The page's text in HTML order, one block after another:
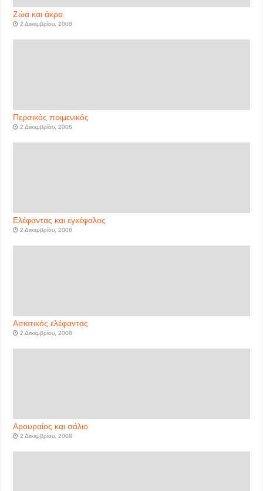
Ζώα και άκρα
2 Δεκεμβρίου, 2008
Περσικός ποιμενικός
2 Δεκεμβρίου, 2008
Ελέφαντας και εγκέφαλος
2 Δεκεμβρίου, 2008
Ασιατικός ελέφαντας
2 Δεκεμβρίου, 2008
Αρουραίος και σάλιο
2 Δεκεμβρίου, 2008